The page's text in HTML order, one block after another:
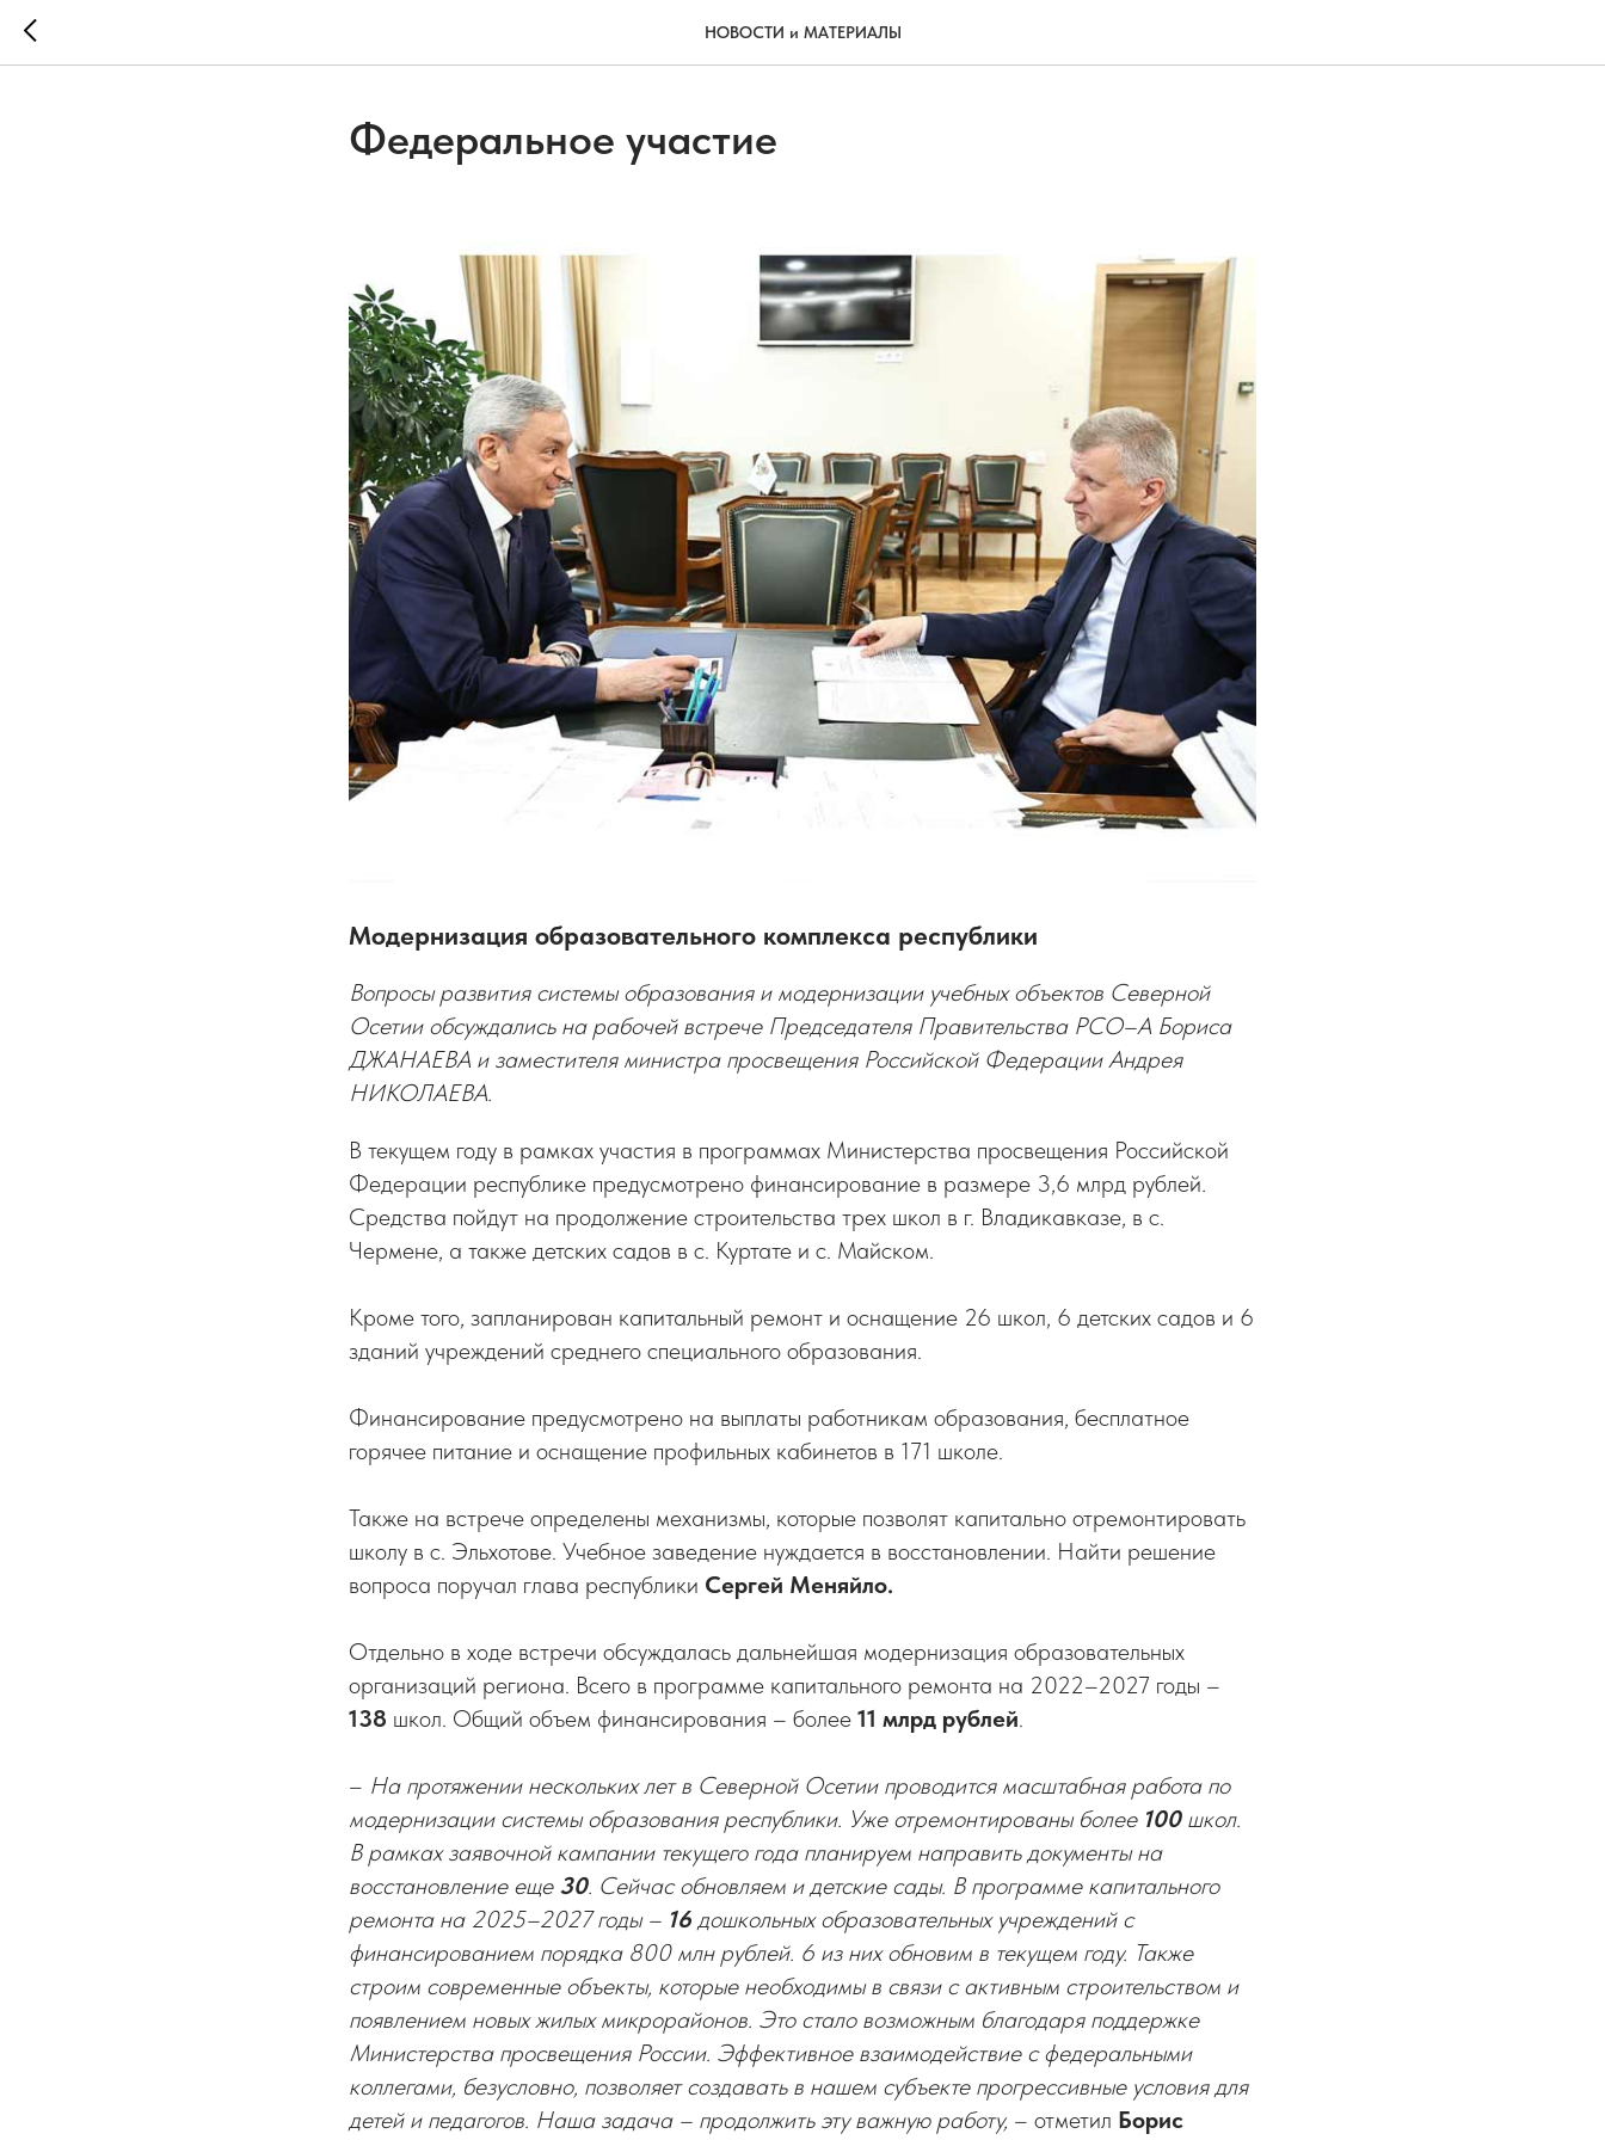
НОВОСТИ и МАТЕРИАЛЫ
Федеральное участие
Модернизация образовательного комплекса республики
Вопросы развития системы образования и модернизации учебных объектов Северной
Осетии обсуждались на рабочей встрече Председателя Правительства РСО–А Бориса
ДЖАНАЕВА и заместителя министра просвещения Российской Федерации Андрея
НИКОЛАЕВА.
В текущем году в рамках участия в программах Министерства просвещения Российской
Федерации республике предусмотрено финансирование в размере 3,6 млрд рублей.
Средства пойдут на продолжение строительства трех школ в г. Владикавказе, в с.
Чермене, а также детских садов в с. Куртате и с. Майском.
Кроме того, запланирован капитальный ремонт и оснащение 26 школ, 6 детских садов и 6
зданий учреждений среднего специального образования.
Финансирование предусмотрено на выплаты работникам образования, бесплатное
горячее питание и оснащение профильных кабинетов в 171 школе.
Также на встрече определены механизмы, которые позволят капитально отремонтировать
школу в с. Эльхотове. Учебное заведение нуждается в восстановлении. Найти решение
вопроса поручал глава республики Сергей Меняйло.
Отдельно в ходе встречи обсуждалась дальнейшая модернизация образовательных
организаций региона. Всего в программе капитального ремонта на 2022–2027 годы –
138 школ. Общий объем финансирования – более 11 млрд рублей.
– На протяжении нескольких лет в Северной Осетии проводится масштабная работа по
модернизации системы образования республики. Уже отремонтированы более 100школ.
В рамках заявочной кампании текущего года планируем направить документы на
восстановление еще 30. Сейчас обновляем и детские сады. В программе капитального
ремонта на 2025–2027 годы – 16 дошкольных образовательных учреждений с
финансированием порядка 800 млн рублей. 6 из них обновим в текущем году. Также
строим современные объекты, которые необходимы в связи с активным строительством и
появлением новых жилых микрорайонов. Это стало возможным благодаря поддержке
Министерства просвещения России. Эффективное взаимодействие с федеральными
коллегами, безусловно, позволяет создавать в нашем субъекте прогрессивные условия для
детей и педагогов. Наша задача – продолжить эту важную работу, – отметил Борис